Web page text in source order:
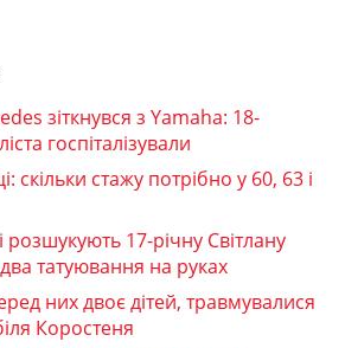
зіткнувся з Yamaha: 18-
госпіталізували
скільки стажу потрібно у 60, 63 і
17-річну Світлану
татуювання на руках
них двоє дітей, травмувалися
Коростеня